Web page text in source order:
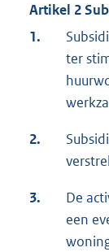
Artikel 2
1.
ter
2.
3.
De
een